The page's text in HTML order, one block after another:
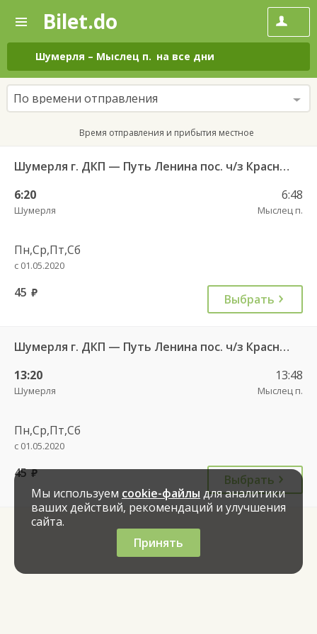
—
Поиск
и
покупка
билетов
на
автобус
онлайн
Bilet.do
Шумерля – Мыслец п. на все дни
По времени отправления
Время отправления и прибытия местное
Шумерля г. ДКП — Путь Ленина пос. ч/з Красный Октябрь п. 126
6:20
Шумерля
6:48
Мыслец п.
Пн,Ср,Пт,Сб
с 01.05.2020
45 руб. Выбрать
Шумерля г. ДКП — Путь Ленина пос. ч/з Красный Октябрь п. 126
13:20
Шумерля
13:48
Мыслец п.
Пн,Ср,Пт,Сб
с 01.05.2020
45 руб.
Выбрать
Мы используем cookie-файлы для аналитики
ваших действий, рекомендаций и улучшения
сайта.
Принять